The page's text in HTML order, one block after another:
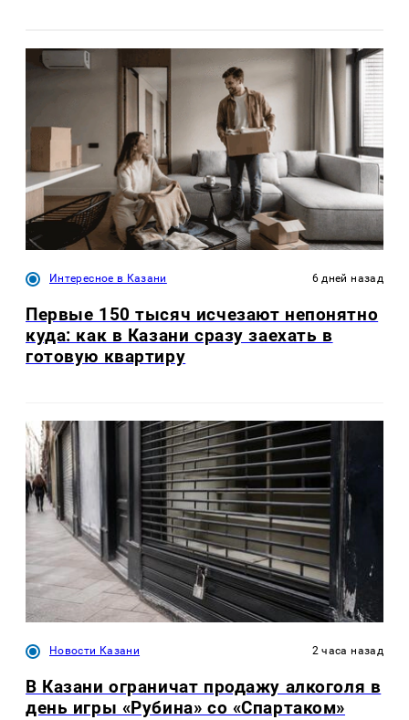
Интересное в Казани 6 дней назад
Первые 150 тысяч исчезают непонятно
куда: как в Казани сразу заехать в
готовую квартиру
Новости Казани 2 часа назад
В Казани ограничат продажу алкоголя в
день игры «Рубина» со «Спартаком»